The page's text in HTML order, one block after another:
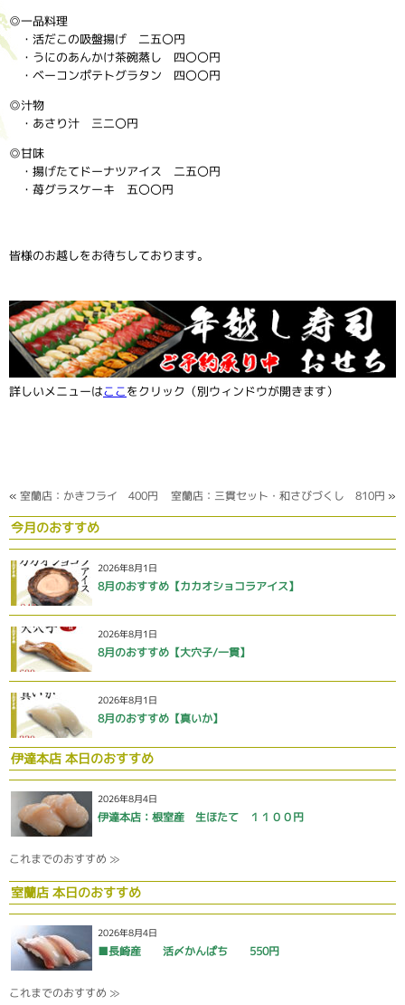
◎一品料理
・活だこの吸盤揚げ 二五〇円
・うにのあんかけ茶碗蒸し 四〇〇円
・ベーコンポテトグラタン 四〇〇円
◎汁物
・あさり汁 三二〇円
◎甘味
・揚げたてドーナツアイス 二五〇円
・苺グラスケーキ 五〇〇円
皆様のお越しをお待ちしております。
詳しいメニューはここをクリック（別ウィンドウが開きます）
« 室蘭店：かきフライ 400円 室蘭店：三貫セット・和さびづくし 810円 »
今月のおすすめ
2026年8月1日
8月のおすすめ【カカオショコラアイス】
2026年8月1日
8月のおすすめ【大穴子/一貫】
2026年8月1日
8月のおすすめ【真いか】
伊達本店 本日のおすすめ
2026年8月4日
伊達本店：根室産 生ほたて １１００円
これまでのおすすめ ≫
室蘭店 本日のおすすめ
2026年8月4日
■長崎産 活〆かんぱち 550円
これまでのおすすめ ≫